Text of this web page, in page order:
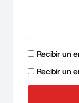
Recibir un
Recibir un